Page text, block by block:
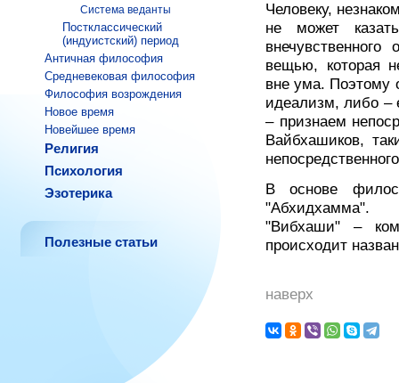
Система веданты
Постклассический
(индуистский) период
Античная философия
Средневековая философия
Философия возрождения
Новое время
Новейшее время
Религия
Психология
Эзотерика
Полезные статьи
Человеку,
не может
внечувственного
вещью, которая
вне ума. Поэтому
идеализм, либо –
– признаем
Вайбхашиков,
В основе
"Абхидхамма".
"Вибхаши" –
происходит
наверх